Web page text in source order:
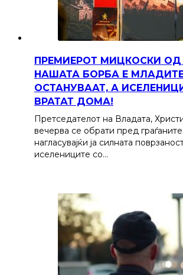
ПРЕМИЕРОТ МИЦКОСКИ
НАШАТА БОРБА Е
ОСТАНУВААТ, А
ВРАТАТ ДОМА!
Претседателот на Владата,
вечерва се обрати пред
нагласувајќи ја силната
иселениците со…